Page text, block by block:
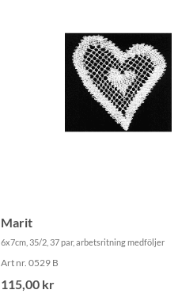
Marit
6x7cm, 35/2, 37 par, arbetsritning medföljer
Art nr. 0529 B
115,00 kr